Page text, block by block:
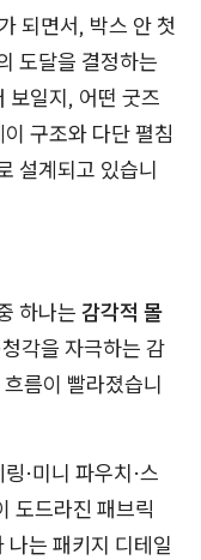
되면서, 박스 안 첫
도달을 결정하는
보일지, 어떤 굿즈
구조와 다단 펼침
설계되고 있습니
하나는 감각적 몰
각을 자극하는 감
름이 빨라졌습니
·미니 파우치·스
도드라진 패브릭
나는 패키지 디테일